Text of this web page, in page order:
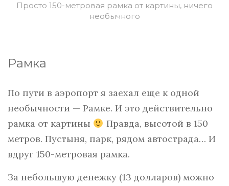
Просто 150-метровая рамка от картины, ничего
необычного
Рамка
По пути в аэропорт я заехал еще к одной
необычности — Рамке. И это действительно
рамка от картины
Правда, высотой в 150
метров. Пустыня, парк, рядом автострада… И
вдруг 150-метровая рамка.
За небольшую денежку (13 долларов) можно